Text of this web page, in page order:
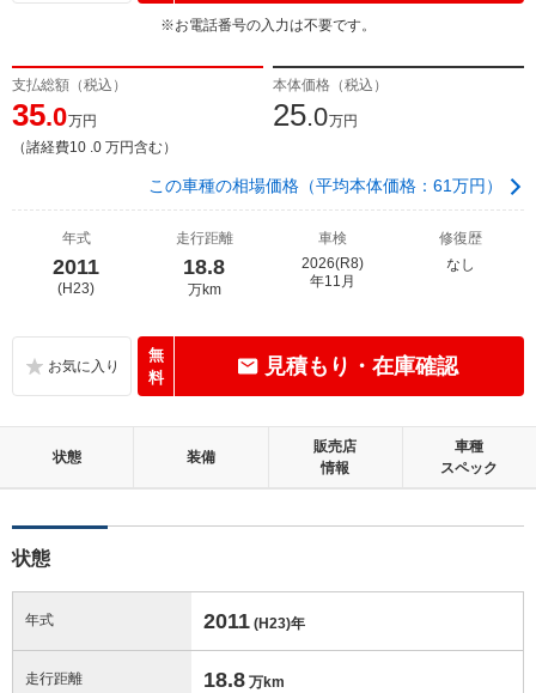
※お電話番号の入力は不要です。
支払総額（税込）
35.0万円
（諸経費10 .0 万円含む）
本体価格（税込）
25.0万円
この車種の相場価格（平均本体価格：61万円）
年式
2011
(H23)
走行距離
18.8
万km
車検
2026(R8)
年11月
修復歴
なし
無
料
見積もり・在庫確認
状態 装備
販売店
情報
車種
スペック
状態
年式 2011 (H23)年
走行距離 18.8 万km